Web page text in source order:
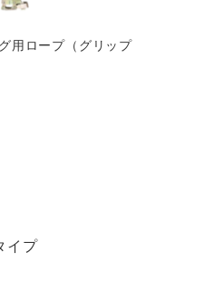
用ロープ（グリップ
イプ